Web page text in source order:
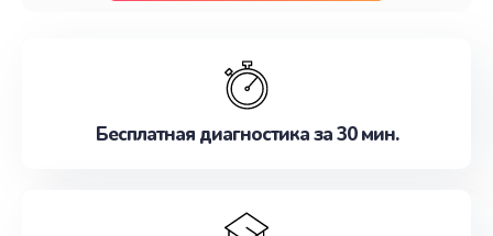
наилучшим образом. Не медлите записаться на
Бесплатная диагностика за 30 мин.